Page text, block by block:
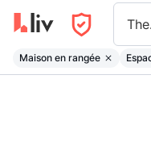
Maison en rangée